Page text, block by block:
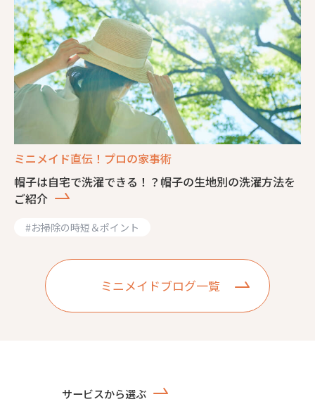
ミニメイド直伝！プロの家事術
帽子は自宅で洗濯できる！？帽子の生地別の洗濯方法を
ご紹介
#お掃除の時短＆ポイント
ミニメイドブログ一覧
サービスから選ぶ